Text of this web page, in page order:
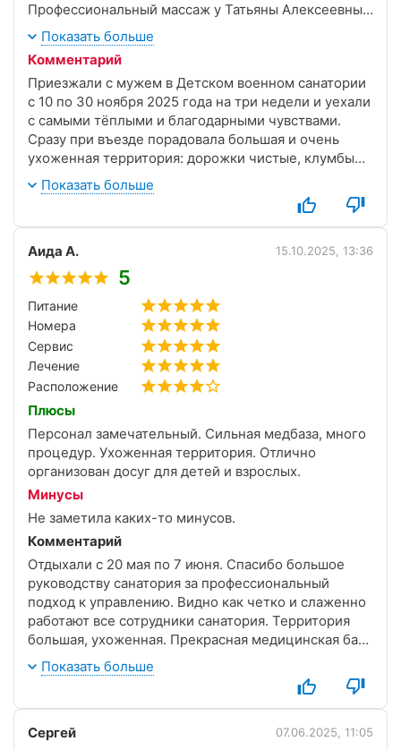
Профессиональный массаж у Татьяны Алексеевны
Молдавановой.
Хорошее заказное питание, разнообразное.
Ежедневная уборка в номере.
Показать больше
Комментарий
Приезжали с мужем в Детском военном санатории
с 10 по 30 ноября 2025 года на три недели и уехали
с самыми тёплыми и благодарными чувствами.
Сразу при въезде порадовала большая и очень
ухоженная территория: дорожки чистые, клумбы
даже в ноябре красивые, лавочки в укромных
местах, воздух свежий и чистый. Гуляли каждый
день, и это уже само по себе было приятным
дополнением к лечению.
Персонал везде внимательный и вежливый, а
медицинский — просто на высоте.
Питание по заказному меню — хорошее,
разнообразное, всё свежее и вкусное. Порции
щедрые, голодными из столовой не уходили ни
разу.
В номере чистота идеальная: влажная уборка
каждый день, бельё и полотенца меняли раз в
неделю, всё белоснежное и свежее.
Спасибо всему коллективу за такой заботливый и
эффективный отдых!
Показать больше
Аида А. 15.10.2025, 13:36
5
Питание
Номера
Сервис
Лечение
Расположение
Плюсы
Персонал замечательный. Сильная медбаза, много
процедур. Ухоженная территория. Отлично
организован досуг для детей и взрослых.
Минусы
Не заметила каких-то минусов.
Комментарий
Отдыхали с 20 мая по 7 июня. Спасибо большое
руководству санатория за профессиональный
подход к управлению. Видно как четко и слаженно
работают все сотрудники санатория. Территория
большая, ухоженная. Прекрасная медицинская база
(много процедур как для взрослых так и для детей).
Огромное количество интерактива для детей- это и
мастер-классы и активности на улице, праздники,
кинотеатр с фильмами и мультфильмами. Игровые
комнаты, практически на каждом этаже, для детей
Показать больше
Сергей 07.06.2025, 11:05